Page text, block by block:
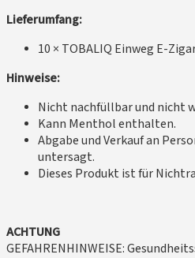
Lieferumfang:
10 × TOBALIQ Einweg E-
Hinweise:
Nicht nachfüllbar und nicht
Kann Menthol enthalten.
Abgabe und Verkauf an
untersagt.
Dieses Produkt ist für
ACHTUNG
GEFAHRENHINWEISE: